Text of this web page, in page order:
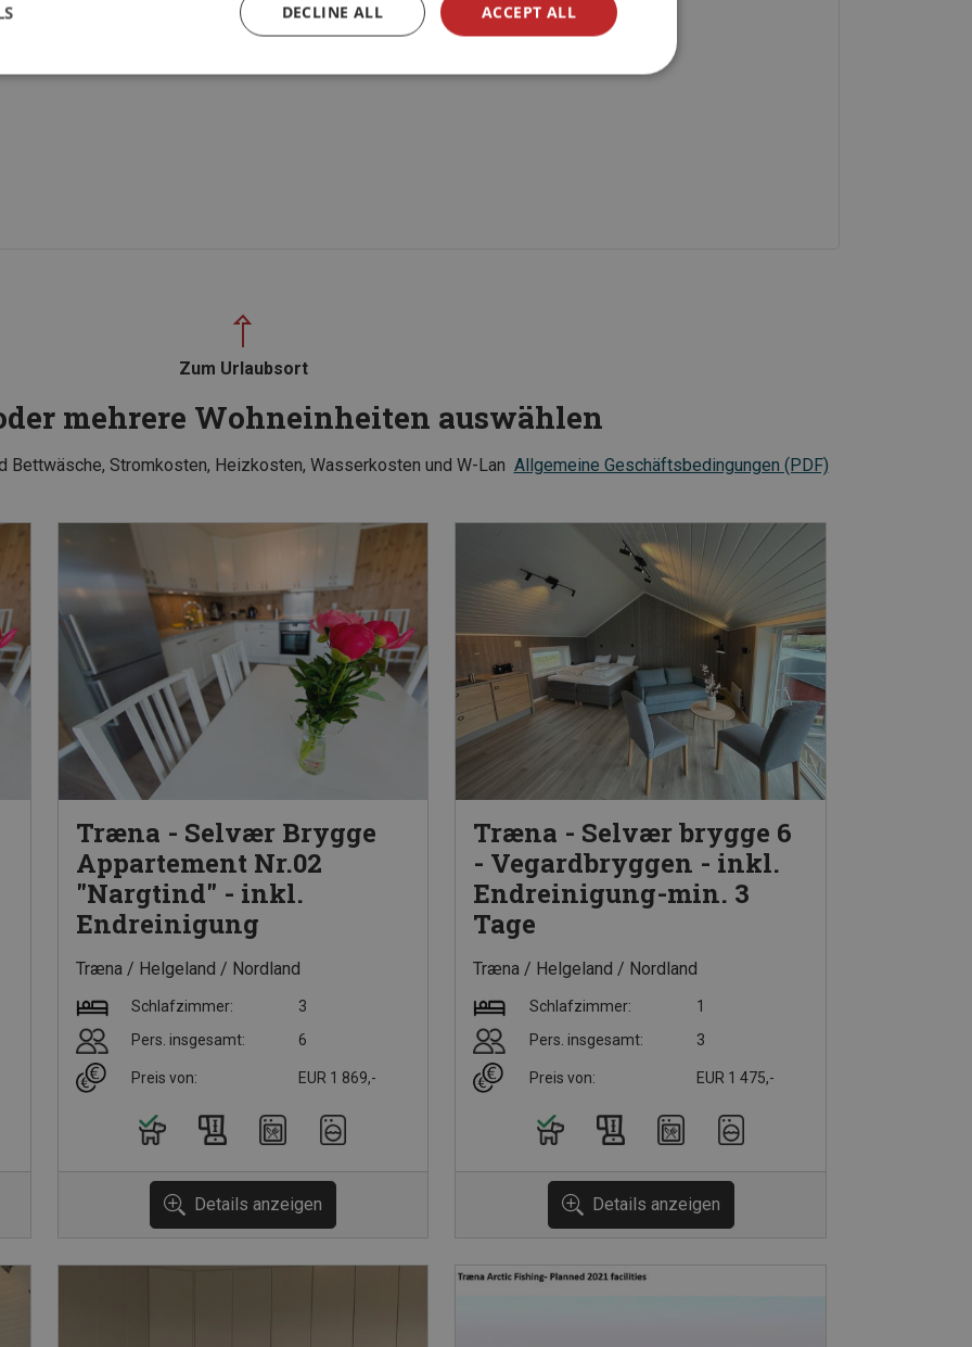
Zum Urlaubsort
mehrere Wohneinheiten auswählen
Bettwäsche, Stromkosten, Heizkosten, Wasserkosten und W-Lan Allgemeine Geschäftsbedingungen (PDF)
Træna - Selvær Brygge
Appartement Nr.02
"Nargtind" - inkl.
Endreinigung
Træna Helgeland Nordland
Schlafzimmer:
3
Pers. insgesamt:
6
Preis von: EUR 1 869,-
Details anzeigen
Træna - Selvær brygge 6
- Vegardbryggen - inkl.
Endreinigung-min. 3
Tage
Træna Helgeland Nordland
Schlafzimmer:
1
Pers. insgesamt:
3
Preis von: EUR 1 475,-
Details anzeigen
ACCEPT ALL
DECLINE ALL